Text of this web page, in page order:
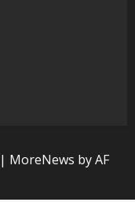
| MoreNews by AF